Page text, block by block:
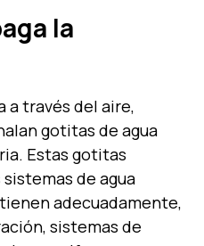
la
a través del aire,
gotitas de agua
Estas gotitas
de agua
adecuadamente,
sistemas de